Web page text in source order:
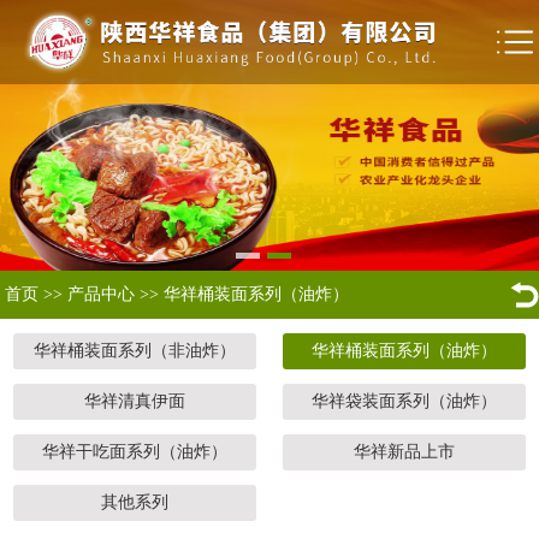
首页 >> 产品中心 >> 华祥桶装面系列（油炸）
华祥桶装面系列（非油炸） 华祥桶装面系列（油炸）
华祥清真伊面 华祥袋装面系列（油炸）
华祥干吃面系列（油炸） 华祥新品上市
其他系列